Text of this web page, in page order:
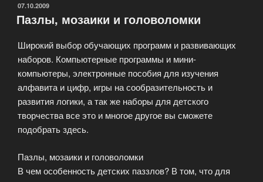
ОПУБЛИКОВАНО
07.10.2009
Пазлы, мозаики и головоломки
Широкий выбор обучающих программ и развивающих
наборов. Компьютерные программы и мини-
компьютеры, электронные пособия для изучения
алфавита и цифр, игры на сообразительность и
развития логики, а так же наборы для детского
творчества все это и многое другое вы сможете
подобрать здесь.
Пазлы, мозаики и головоломки
В чем особенность детских паззлов? В том, что для